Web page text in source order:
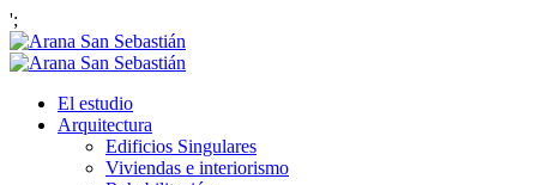
';
El estudio
Arquitectura
Edificios Singulares
Viviendas e interiorismo